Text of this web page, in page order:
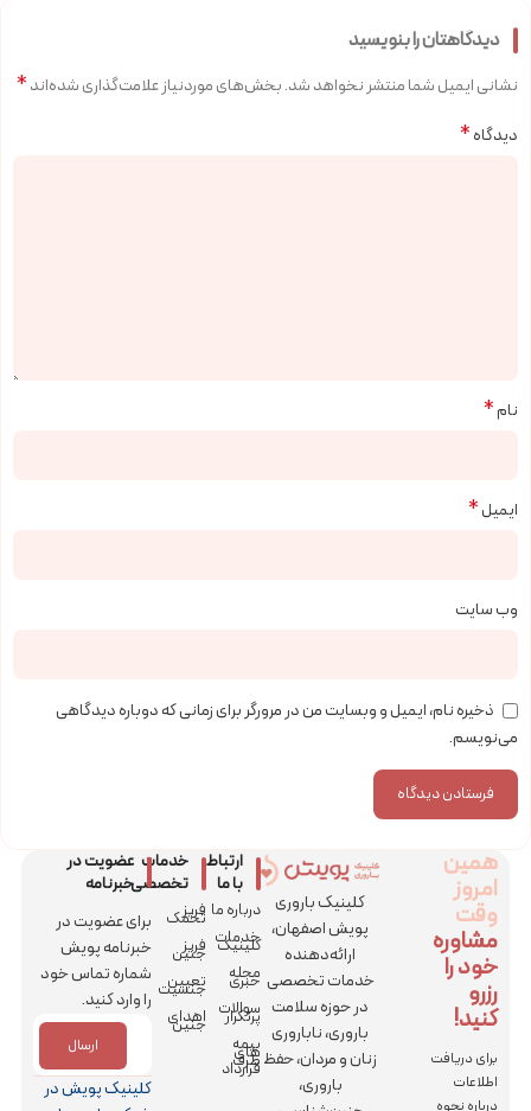
دیدگاهتان را بنویسید
نشانی ایمیل شما منتشر نخواهد شد.بخش‌های موردنیاز علامت‌گذاری شده‌اند*
دیدگاه*
نام*
ایمیل*
وب‌ سایت
ذخیره نام، ایمیل و وبسایت من در مرورگر برای زمانی که دوباره دیدگاهی
می‌نویسم.
همین
امروز
وقت
مشاوره
خود را
رزرو
کنید!
برای دریافت
اطلاعات
درباره نحوه
کلینیک باروری
پویش اصفهان،
ارائه‌دهنده
خدمات تخصصی
در حوزه سلامت
باروری، ناباروری
زنان و مردان، حفظ
باروری،
ارتباط
با ما
درباره ما
خدمات
کلینیک
مجله
خبری
سوالات
پرتکرار
بیمه
های
طرف
قرارداد
خدمات
تخصصی
فریز
تخمک
فریز
جنین
تعیین
جنسیت
اهدای
جنین
عضویت در
خبرنامه
برای عضویت در
خبرنامه پویش
شماره تماس خود
را وارد کنید.
ارسال
کلینیک پویش در